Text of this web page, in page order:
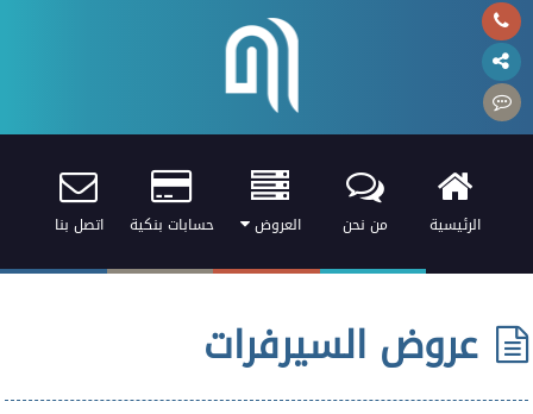
الرئيسية من نحن العروض حسابات بنكية اتصل بنا
عروض السيرفرات